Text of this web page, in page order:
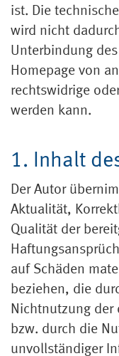
ist. Die
wird nicht
Unterbindung
Homepage von
rechtswidrige
werden kann.
1. Inhalt
Der Autor
Aktualität,
Qualität der
auf Schäden
beziehen, die
Nichtnutzung der
bzw. durch die
unvollständiger